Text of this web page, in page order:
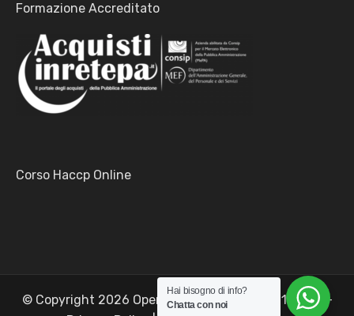
Formazione Accreditato
Corso Haccp Online
© Copyright 2026 Opensolve Srls P.I. 02329120501 -
Hai bisogno di info?
Chatta con noi